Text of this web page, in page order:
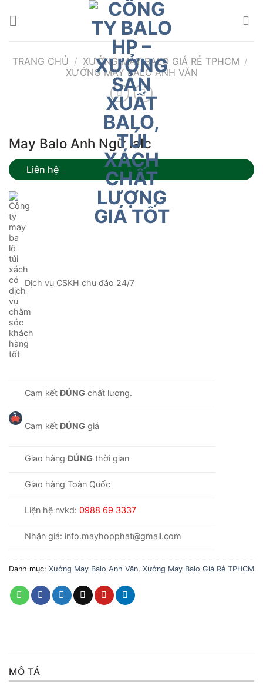
TRANG CHỦ / XƯỞNG MAY BALO GIÁ RẺ TPHCM /
XƯỞNG MAY BALO ANH VĂN
May Balo Anh Ngữ Ialc
Liên hệ
Dịch vụ CSKH chu đáo 24/7
Cam kếtĐÚNG chất lượng.
Cam kếtĐÚNG giá
Giao hàngĐÚNG thời gian
Giao hàng Toàn Quốc
Liện hệ nvkd: 0988 69 3337
Nhận giá: info.mayhopphat@gmail.com
Danh mục: Xưởng May Balo Anh Văn, Xưởng May Balo Giá Rẻ TPHCM
MÔ TẢ